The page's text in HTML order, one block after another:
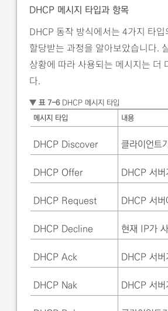
DHCP 메시지 타입과 항목
DHCP 동작 방식에서는 4가지 타
할당받는 과정을 알아보았습니다.
상황에 따라 사용되는 메시지는 더
다.
▼ 표 7-6DHCP 메시지 타입
메시지 타입
내용
DHCP Discover 클라이언트
DHCP Offer DHCP 서버
DHCP Request DHCP 서버
DHCP Decline 현재 IP가
DHCP Ack DHCP 서버
DHCP Nak DHCP 서버